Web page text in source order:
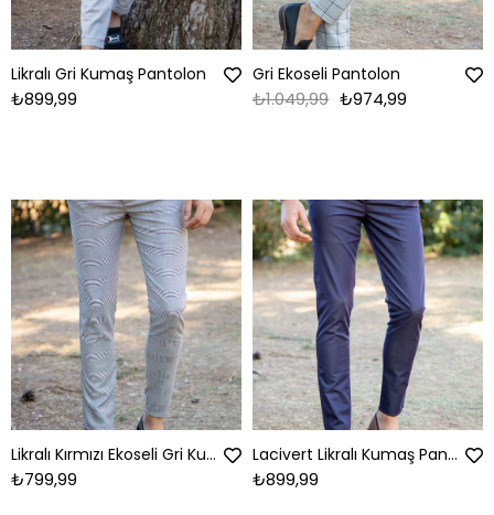
Likralı Gri Kumaş Pantolon
₺899,99
Gri Ekoseli Pantolon
₺974,99
₺1.049,99
Likralı Kırmızı Ekoseli Gri Kumaş Pantolon
₺799,99
Lacivert Likralı Kumaş Pantolon
₺899,99